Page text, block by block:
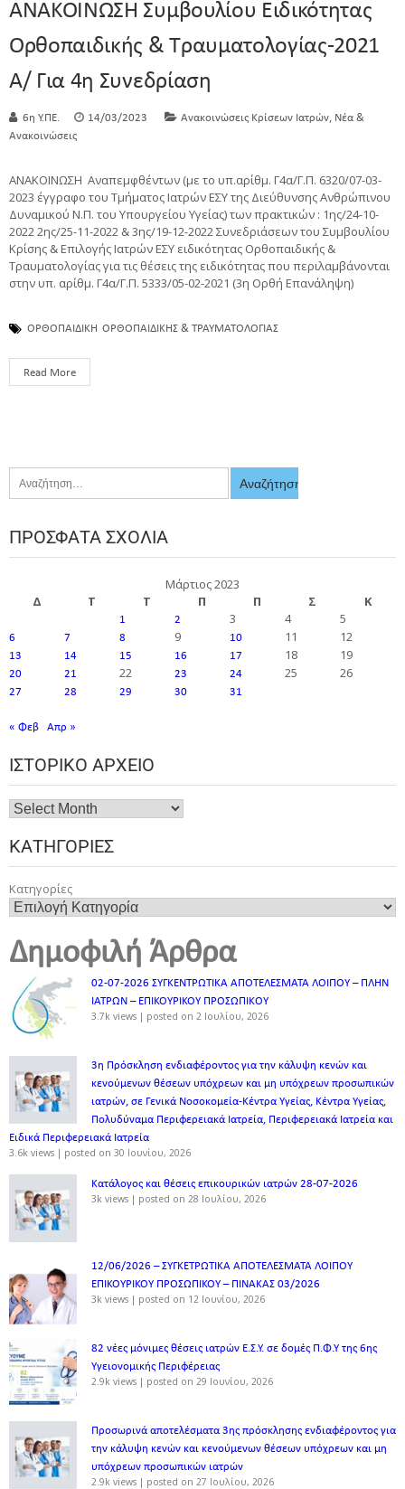
ΑΝΑΚΟΙΝΩΣΗ Συμβουλίου Ειδικότητας
Ορθοπαιδικής & Τραυματολογίας-2021
Α/ Για 4η Συνεδρίαση
6η Υ.ΠΕ. 14/03/2023 Ανακοινώσεις Κρίσεων Ιατρών, Νέα &
Ανακοινώσεις
ΑΝΑΚΟΙΝΩΣΗ Αναπεμφθέντων (με το υπ.αρίθμ. Γ4α/Γ.Π. 6320/07-03-
2023 έγγραφο του Τμήματος Ιατρών ΕΣΥ της Διεύθυνσης Ανθρώπινου
Δυναμικού Ν.Π. του Υπουργείου Υγείας) των πρακτικών : 1ης/24-10-
2022 2ης/25-11-2022 & 3ης/19-12-2022 Συνεδριάσεων του Συμβουλίου
Κρίσης & Επιλογής Ιατρών ΕΣΥ ειδικότητας Ορθοπαιδικής &
Τραυματολογίας για τις θέσεις της ειδικότητας που περιλαμβάνονται
στην υπ. αρίθμ. Γ4α/Γ.Π. 5333/05-02-2021 (3η Ορθή Επανάληψη)
ΟΡΘΟΠΑΙΔΙΚΗ ΟΡΘΟΠΑΙΔΙΚΗΣ & ΤΡΑΥΜΑΤΟΛΟΓΙΑΣ
Read More
ΠΡΌΣΦΑΤΑ ΣΧΌΛΙΑ
Μάρτιος 2023
Δ
Τ Τ Π Π Σ Κ
1 2 3 4 5
6 7 8 9 10 11 12
13 14 15 16 17 18 19
20 21 22 23 24 25 26
27 28 29 30 31
« Φεβ Απρ »
ΙΣΤΟΡΙΚΌ ΑΡΧΕΊΟ
ΚΑΤΗΓΟΡΊΕΣ
Κατηγορίες
Δημοφιλή Άρθρα
02-07-2026 ΣΥΓΚΕΝΤΡΩΤΙΚΑ ΑΠΟΤΕΛΕΣΜΑΤΑ ΛΟΙΠΟΥ – ΠΛΗΝ
ΙΑΤΡΩΝ – ΕΠΙΚΟΥΡΙΚΟΥ ΠΡΟΣΩΠΙΚOY
3.7k views | posted on 2 Ιουλίου, 2026
3η Πρόσκληση ενδιαφέροντος για την κάλυψη κενών και
κενούμενων θέσεων υπόχρεων και μη υπόχρεων προσωπικών
ιατρών, σε Γενικά Νοσοκομεία-Κέντρα Υγείας, Κέντρα Υγείας,
Πολυδύναμα Περιφερειακά Ιατρεία, Περιφερειακά Ιατρεία και
Ειδικά Περιφερειακά Ιατρεία
3.6k views | posted on 30 Ιουνίου, 2026
Κατάλογος και θέσεις επικουρικών ιατρών 28-07-2026
3k views | posted on 28 Ιουλίου, 2026
12/06/2026 – ΣΥΓΚΕΤΡΩΤΙΚΑ ΑΠΟΤΕΛΕΣΜΑΤΑ ΛΟΙΠΟΥ
ΕΠΙΚΟΥΡΙΚΟΥ ΠΡΟΣΩΠΙΚΟΥ – ΠΙΝΑΚΑΣ 03/2026
3k views | posted on 12 Ιουνίου, 2026
82 νέες μόνιμες θέσεις ιατρών Ε.Σ.Υ. σε δομές Π.Φ.Υ της 6ης
Υγειονομικής Περιφέρειας
2.9k views | posted on 29 Ιουνίου, 2026
Προσωρινά αποτελέσματα 3ης πρόσκλησης ενδιαφέροντος για
την κάλυψη κενών και κενούμενων θέσεων υπόχρεων και μη
υπόχρεων προσωπικών ιατρών
2.9k views | posted on 27 Ιουλίου, 2026